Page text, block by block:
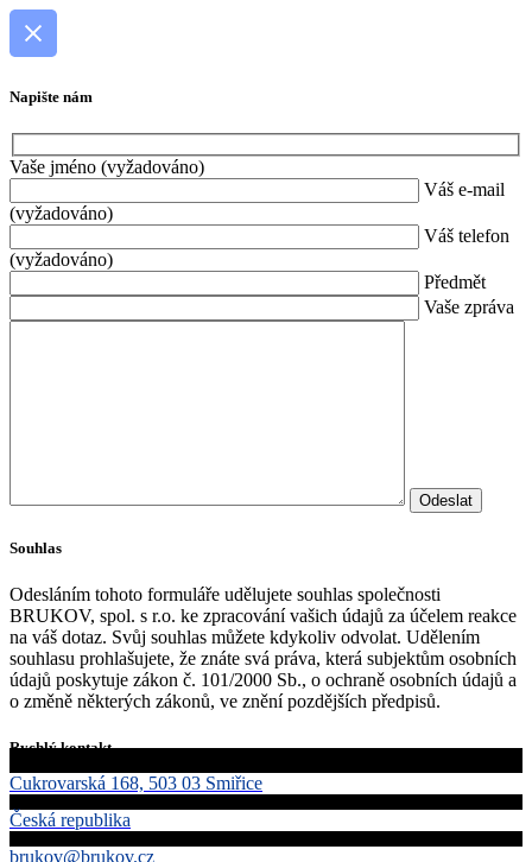
Napište nám
Vaše jméno (vyžadováno)
Váš e-mail
(vyžadováno)
Váš telefon
(vyžadováno)
Předmět
Vaše zpráva
Souhlas
Odesláním tohoto formuláře udělujete souhlas společnosti
BRUKOV, spol. s r.o. ke zpracování vašich údajů za účelem reakce
na váš dotaz. Svůj souhlas můžete kdykoliv odvolat. Udělením
souhlasu prohlašujete, že znáte svá práva, která subjektům osobních
údajů poskytuje zákon č. 101/2000 Sb., o ochraně osobních údajů a
o změně některých zákonů, ve znění pozdějších předpisů.
Rychlý kontakt
Cukrovarská 168, 503 03 Smiřice
Česká republika
brukov@brukov.cz